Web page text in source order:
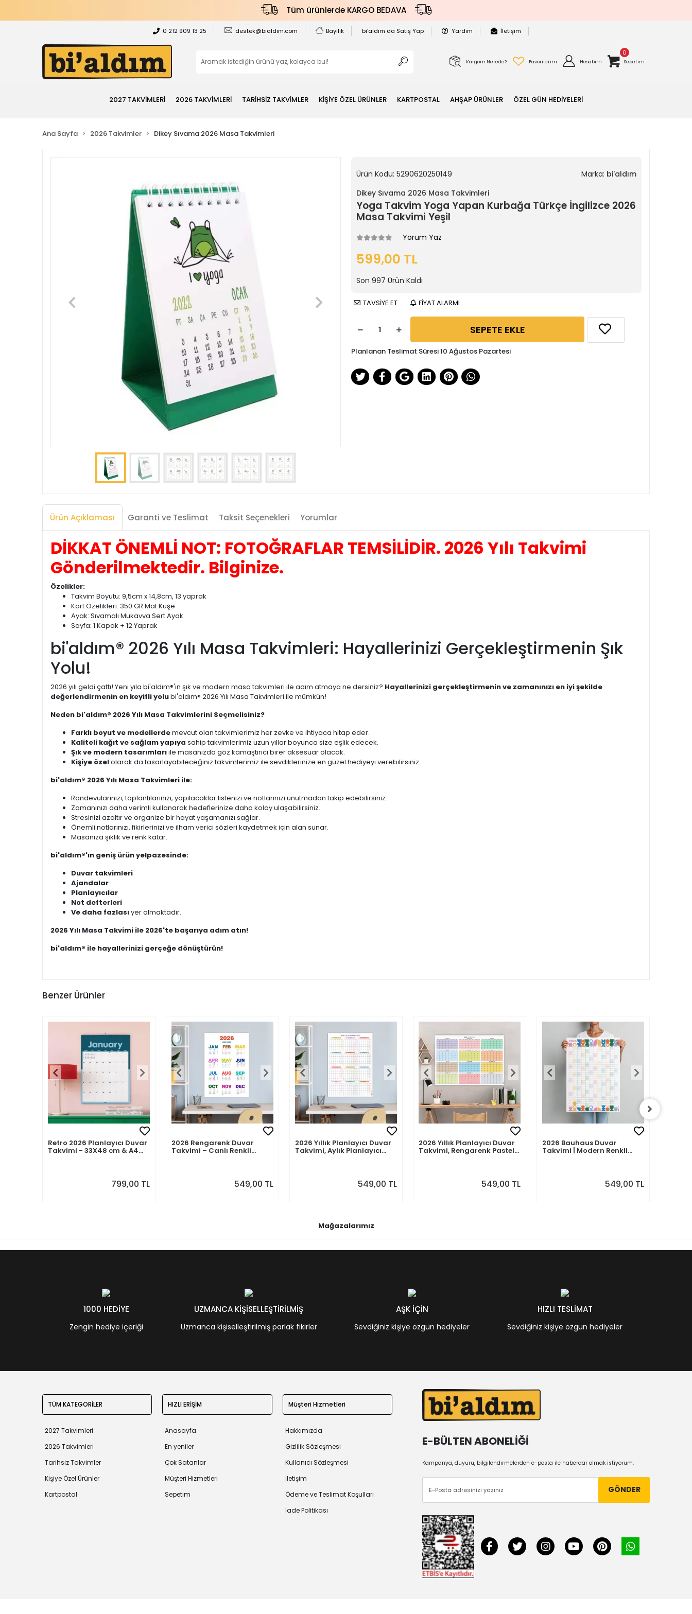
Tüm ürünlerde KARGO BEDAVA
0 212 909 13 25 destek@bialdim.com Bayilik bi'aldım da Satış Yap Yardım İletişim
Kargom Nerede? Favorilerim Hesabım
0
Sepetim
2027 TAKVİMLERİ 2026 TAKVİMLERİ TARİHSİZ TAKVİMLER KİŞİYE ÖZEL ÜRÜNLER KARTPOSTAL AHŞAP ÜRÜNLER ÖZEL GÜN HEDİYELERİ
Ana Sayfa 2026 Takvimler Dikey Sıvama 2026 Masa Takvimleri
Ürün Kodu: 5290620250149 Marka: bi'aldım
Dikey Sıvama 2026 Masa Takvimleri
Yoga Takvim Yoga Yapan Kurbağa Türkçe İngilizce 2026
Masa Takvimi Yeşil
Yorum Yaz
599,00 TL
Son 997 Ürün Kaldı
TAVSİYE ET FİYAT ALARMI
SEPETE EKLE
Planlanan Teslimat Süresi 10 Ağustos Pazartesi
Ürün Açıklaması Garanti ve Teslimat Taksit Seçenekleri Yorumlar
DİKKAT ÖNEMLİ NOT: FOTOĞRAFLAR TEMSİLİDİR. 2026 Yılı Takvimi
Gönderilmektedir. Bilginize.
Özelikler:
Takvim Boyutu: 9,5cm x 14,8cm, 13 yaprak
Kart Özelikleri: 350 GR Mat Kuşe
Ayak: Sıvamalı Mukavva Sert Ayak
Sayfa: 1 Kapak + 12 Yaprak
bi'aldım® 2026 Yılı Masa Takvimleri: Hayallerinizi Gerçekleştirmenin Şık
Yolu!
2026 yılı geldi çattı! Yeni yıla bi'aldım®'ın şık ve modern masa takvimleri ile adım atmaya ne dersiniz? Hayallerinizi gerçekleştirmenin ve zamanınızı en iyi şekilde
değerlendirmenin en keyifli yolubi'aldım® 2026 Yılı Masa Takvimleri ile mümkün!
Neden bi'aldım® 2026 Yılı Masa Takvimlerini Seçmelisiniz?
Farklı boyut ve modellerdemevcut olan takvimlerimiz her zevke ve ihtiyaca hitap eder.
Kaliteli kağıt ve sağlam yapıya sahip takvimlerimiz uzun yıllar boyunca size eşlik edecek.
Şık ve modern tasarımlarıile masanızda göz kamaştırıcı birer aksesuar olacak.
Kişiye özelolarak da tasarlayabileceğiniz takvimlerimiz ile sevdiklerinize en güzel hediyeyi verebilirsiniz.
bi'aldım® 2026 Yılı Masa Takvimleri ile:
Randevularınızı, toplantılarınızı, yapılacaklar listenizi ve notlarınızı unutmadan takip edebilirsiniz.
Zamanınızı daha verimli kullanarak hedeflerinize daha kolay ulaşabilirsiniz.
Stresinizi azaltır ve organize bir hayat yaşamanızı sağlar.
Önemli notlarınızı, fikirlerinizi ve ilham verici sözleri kaydetmek için alan sunar.
Masanıza şıklık ve renk katar.
bi'aldım®'ın geniş ürün yelpazesinde:
Duvar takvimleri
Ajandalar
Planlayıcılar
Not defterleri
Ve daha fazlasıyer almaktadır.
2026 Yılı Masa Takvimi ile 2026'te başarıya adım atın!
bi'aldım® ile hayallerinizi gerçeğe dönüştürün!
Benzer Ürünler
Retro 2026 Planlayıcı Duvar
Takvimi - 33X48 cm & A4
799,00 TL
2026 Rengarenk Duvar
Takvimi – Canlı Renkli
549,00 TL
2026 Yıllık Planlayıcı Duvar
Takvimi, Aylık Planlayıcı
549,00 TL
2026 Yıllık Planlayıcı Duvar
Takvimi, Rengarenk Pastel
549,00 TL
2026 Bauhaus Duvar
Takvimi | Modern Renkli
549,00 TL
Mağazalarımız
1000 HEDİYE
Zengin hediye içeriği
UZMANCA KİŞİSELLEŞTİRİLMİŞ
Uzmanca kişiselleştirilmiş parlak fikirler
AŞK İÇİN
Sevdiğiniz kişiye özgün hediyeler
HIZLI TESLİMAT
Sevdiğiniz kişiye özgün hediyeler
TÜM KATEGORİLER
2027 Takvimleri
2026 Takvimleri
Tarihsiz Takvimler
Kişiye Özel Ürünler
Kartpostal
HIZLI ERİŞİM
Anasayfa
En yeniler
Çok Satanlar
Müşteri Hizmetleri
Sepetim
Müşteri Hizmetleri
Hakkımızda
Gizlilik Sözleşmesi
Kullanıcı Sözleşmesi
İletişim
Ödeme ve Teslimat Koşulları
İade Politikası
E-BÜLTEN ABONELİĞİ
Kampanya, duyuru, bilgilendirmelerden e-posta ile haberdar olmak istiyorum.
GÖNDER